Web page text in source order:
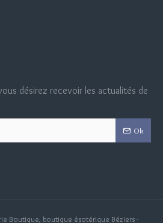
désirez recevoir les actualités de
Ok
Boutique, boutique ésotérique Béziers -